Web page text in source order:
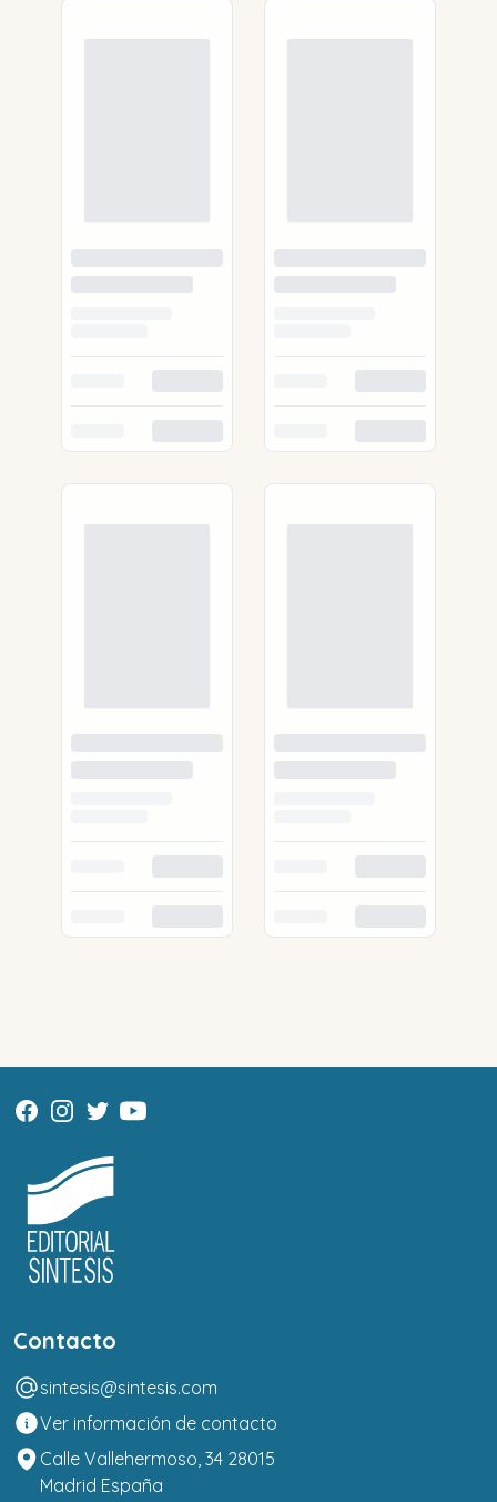
Contacto
sintesis@sintesis.com
Ver información de contacto
Calle Vallehermoso, 34 28015
Madrid España